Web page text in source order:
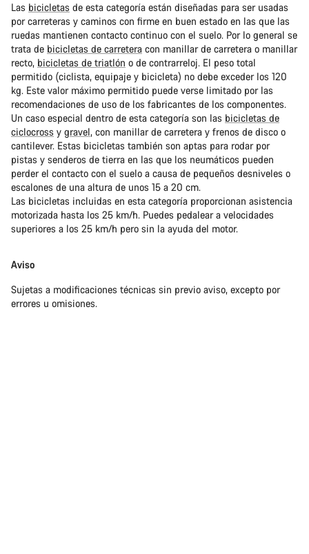
Las bicicletas de esta categoría están diseñadas para ser usadas
por carreteras y caminos con firme en buen estado en las que las
ruedas mantienen contacto continuo con el suelo. Por lo general se
trata de bicicletas de carretera con manillar de carretera o manillar
recto, bicicletas de triatlón o de contrarreloj. El peso total
permitido (ciclista, equipaje y bicicleta) no debe exceder los 120
kg. Este valor máximo permitido puede verse limitado por las
recomendaciones de uso de los fabricantes de los componentes.
Un caso especial dentro de esta categoría son las bicicletas de
ciclocross y gravel, con manillar de carretera y frenos de disco o
cantilever. Estas bicicletas también son aptas para rodar por
pistas y senderos de tierra en las que los neumáticos pueden
perder el contacto con el suelo a causa de pequeños desniveles o
escalones de una altura de unos 15 a 20 cm.
Las bicicletas incluidas en esta categoría proporcionan asistencia
motorizada hasta los 25 km/h. Puedes pedalear a velocidades
superiores a los 25 km/h pero sin la ayuda del motor.
Aviso
Sujetas a modificaciones técnicas sin previo aviso, excepto por
errores u omisiones.